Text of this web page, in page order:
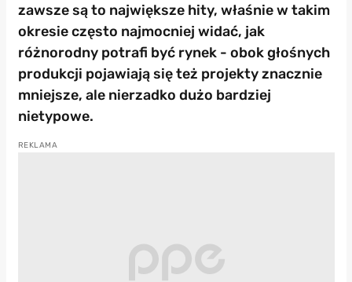
zawsze są to największe hity, właśnie w takim
okresie często najmocniej widać, jak
różnorodny potrafi być rynek - obok głośnych
produkcji pojawiają się też projekty znacznie
mniejsze, ale nierzadko dużo bardziej
nietypowe.